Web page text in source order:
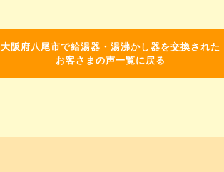
大阪府八尾市で給湯器・湯沸かし器を交換された
お客さまの声一覧に戻る